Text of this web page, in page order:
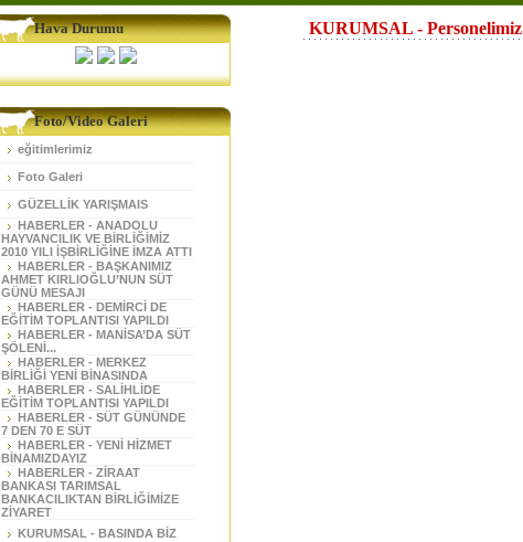
Hava Durumu
Foto/Video Galeri
eğitimlerimiz
Foto Galeri
GÜZELLİK YARIŞMAIS
HABERLER - ANADOLU
HAYVANCILIK VE BİRLİĞİMİZ
2010 YILI İŞBİRLİĞİNE İMZA ATTI
HABERLER - BAŞKANIMIZ
AHMET KIRLIOĞLU’NUN SÜT
GÜNÜ MESAJI
HABERLER - DEMİRCİ DE
EĞİTİM TOPLANTISI YAPILDI
HABERLER - MANİSA’DA SÜT
ŞÖLENİ...
HABERLER - MERKEZ
BİRLİĞİ YENİ BİNASINDA
HABERLER - SALİHLİDE
EĞİTİM TOPLANTISI YAPILDI
HABERLER - SÜT GÜNÜNDE
7 DEN 70 E SÜT
HABERLER - YENİ HİZMET
BİNAMIZDAYIZ
HABERLER - ZİRAAT
BANKASI TARIMSAL
BANKACILIKTAN BİRLİĞİMİZE
ZİYARET
KURUMSAL - BASINDA BİZ
KURUMSAL - Personelimiz